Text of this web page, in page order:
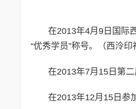
在2013年4月9日国际
“优秀学员”称号。（西泠印
在2013年7月15日第
在2013年12月15日参